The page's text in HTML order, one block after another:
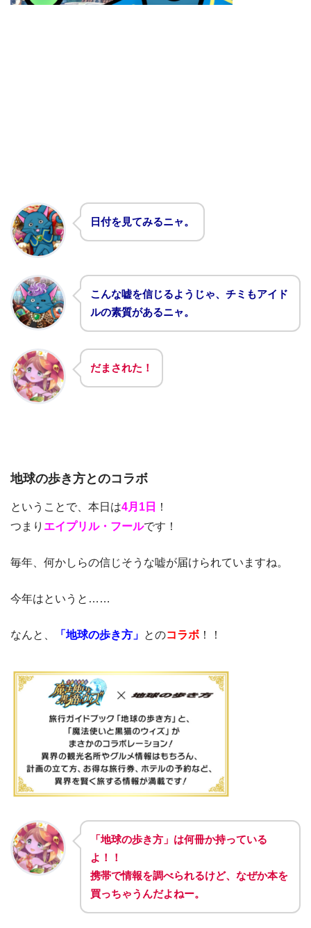
日付を見てみるニャ。
こんな嘘を信じるようじゃ、チミもアイド
ルの素質があるニャ。
だまされた！
地球の歩き方とのコラボ
ということで、本日は4月1日
！
つまり エイプリル・フールです！
毎年、何かしらの信じそうな嘘が届けられていますね。
今年はというと……
なんと、 「地球の歩き方」 とのコラボ ！！
「地球の歩き方」は何冊か持っている
よ！！
携帯で情報を調べられるけど、なぜか本を
買っちゃうんだよねー。